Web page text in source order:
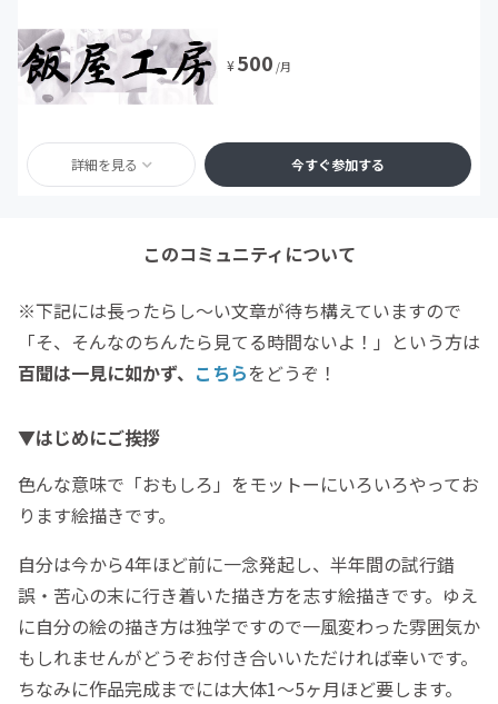
¥500 /月
詳細を見る 今すぐ参加する
このコミュニティについて
※下記には長ったらし～い文章が待ち構えていますので
「そ、そんなのちんたら見てる時間ないよ！」という方は
百聞は一見に如かず、 こちらをどうぞ！
▼はじめにご挨拶
色んな意味で「おもしろ」をモットーにいろいろやってお
ります絵描きです。
自分は今から4年ほど前に一念発起し、半年間の試行錯
誤・苦心の末に行き着いた描き方を志す絵描きです。ゆえ
に自分の絵の描き方は独学ですので一風変わった雰囲気か
もしれませんがどうぞお付き合いいただければ幸いです。
ちなみに作品完成までには大体1～5ヶ月ほど要します。